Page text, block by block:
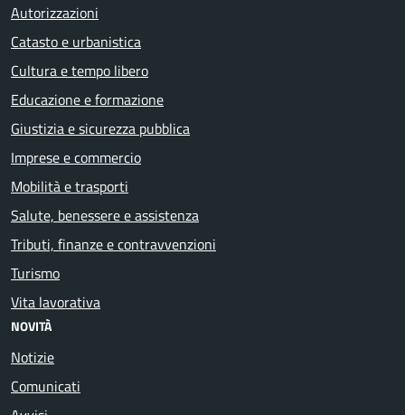
Autorizzazioni
Catasto e urbanistica
Cultura e tempo libero
Educazione e formazione
Giustizia e sicurezza pubblica
Imprese e commercio
Mobilità e trasporti
Salute, benessere e assistenza
Tributi, finanze e contravvenzioni
Turismo
Vita lavorativa
NOVITÀ
Notizie
Comunicati